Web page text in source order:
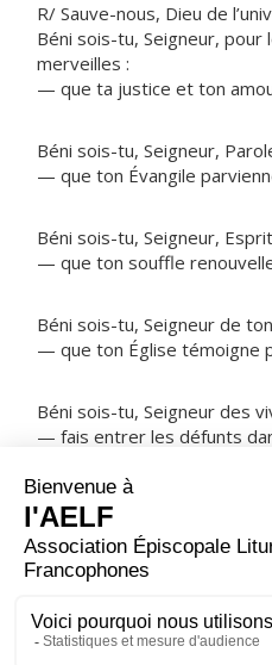
R/ Sauve-nous, Dieu de
Béni sois-tu, Seigneur, pour
merveilles :
— que ta justice et ton
Béni sois-tu, Seigneur,
— que ton Évangile
Béni sois-tu, Seigneur,
— que ton souffle
Béni sois-tu, Seigneur de
— que ton Église témoigne
Béni sois-tu, Seigneur des
— fais entrer les défunts
NOTRE PÈRE
ORAISON
vouloir ce que tu veux et
partage.